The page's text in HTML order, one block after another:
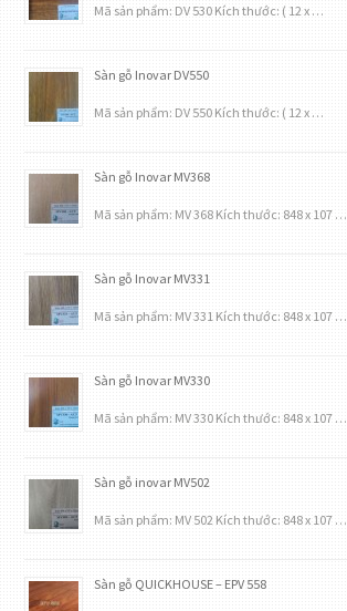
Mã sản phẩm: DV 530 Kích thước: ( 12 x …
Sàn gỗ Inovar DV550
Mã sản phẩm: DV 550 Kích thước: ( 12 x …
Sàn gỗ Inovar MV368
Mã sản phẩm: MV 368 Kích thước: 848 x 107 …
Sàn gỗ Inovar MV331
Mã sản phẩm: MV 331 Kích thước: 848 x 107 …
Sàn gỗ Inovar MV330
Mã sản phẩm: MV 330 Kích thước: 848 x 107 …
Sàn gỗ inovar MV502
Mã sản phẩm: MV 502 Kích thước: 848 x 107 …
Sàn gỗ QUICKHOUSE – EPV 558